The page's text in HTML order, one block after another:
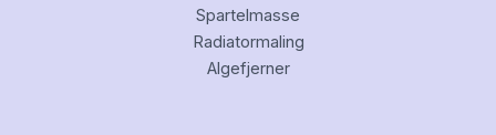
Spartelmasse
Radiatormaling
Algefjerner